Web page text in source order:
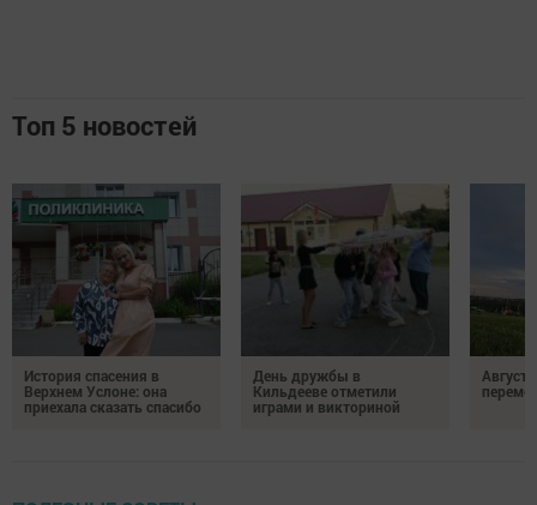
Топ 5 новостей
История спасения в
Верхнем Услоне: она
приехала сказать спасибо
День дружбы в
Кильдееве отметили
играми и викториной
Август